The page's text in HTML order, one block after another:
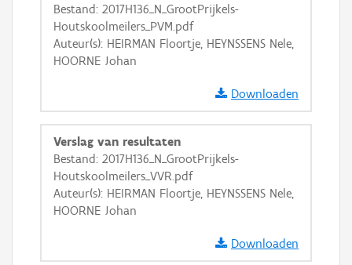
+ −
Basis Lagen
OSM-Basiskaart
Ortho
Bestand: 2017H136_N_GrootPrijkels-
Houtskoolmeilers_PVM.pdf
Auteur(s): HEIRMAN Floortje, HEYNSSENS Nele,
HOORNE Johan
Downloaden
Verslag van resultaten
Bestand: 2017H136_N_GrootPrijkels-
Houtskoolmeilers_VVR.pdf
Auteur(s): HEIRMAN Floortje, HEYNSSENS Nele,
HOORNE Johan
Downloaden